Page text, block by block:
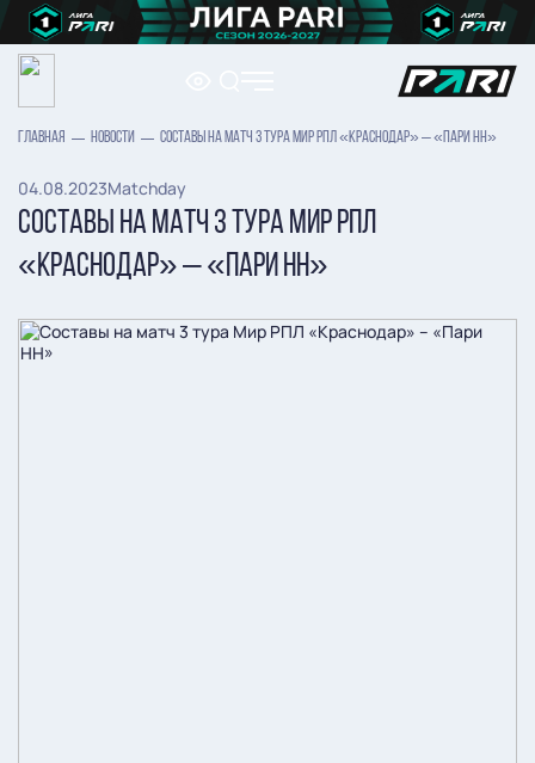
ГЛАВНАЯ НОВОСТИ СОСТАВЫ НА МАТЧ 3 ТУРА МИР РПЛ «КРАСНОДАР» – «ПАРИ НН»
04.08.2023Matchday
СОСТАВЫ НА МАТЧ 3 ТУРА МИР РПЛ
«КРАСНОДАР» – «ПАРИ НН»